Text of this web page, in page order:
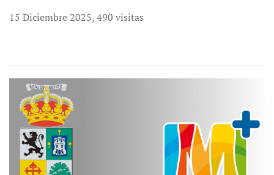
15 Diciembre 2025,490 visitas